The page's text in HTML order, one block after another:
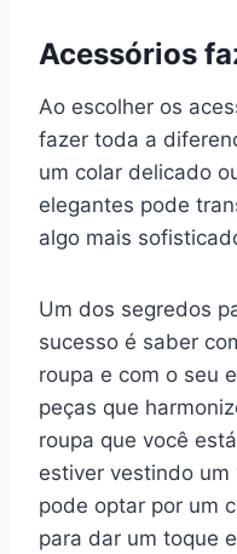
Acessórios
Ao escolher os
fazer toda a
um colar delicado
elegantes pode
algo mais
Um dos segredos
sucesso é saber
roupa e com o seu
peças que
roupa que você
estiver vestindo
pode optar por um
para dar um toque